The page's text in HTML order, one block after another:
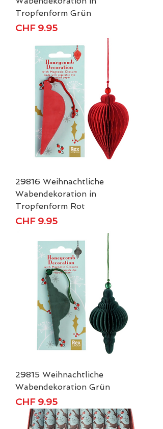
Tropfenform Grün
Price
CHF 9.95
29816 Weihnachtliche
Wabendekoration in
Tropfenform Rot
Price
CHF 9.95
29815 Weihnachtliche
Wabendekoration Grün
Price
CHF 9.95